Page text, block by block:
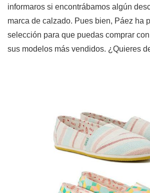
informaros si encontrábamos algún
marca de calzado. Pues bien, Páez ha
selección para que puedas comprar
sus modelos más vendidos. ¿Quieres